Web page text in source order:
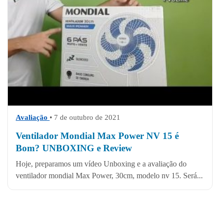
Avaliação • 7 de outubro de 2021
Ventilador Mondial Max Power NV 15 é
Bom? UNBOXING e Review
Hoje, preparamos um vídeo Unboxing e a avaliação do
ventilador mondial Max Power, 30cm, modelo nv 15. Será...